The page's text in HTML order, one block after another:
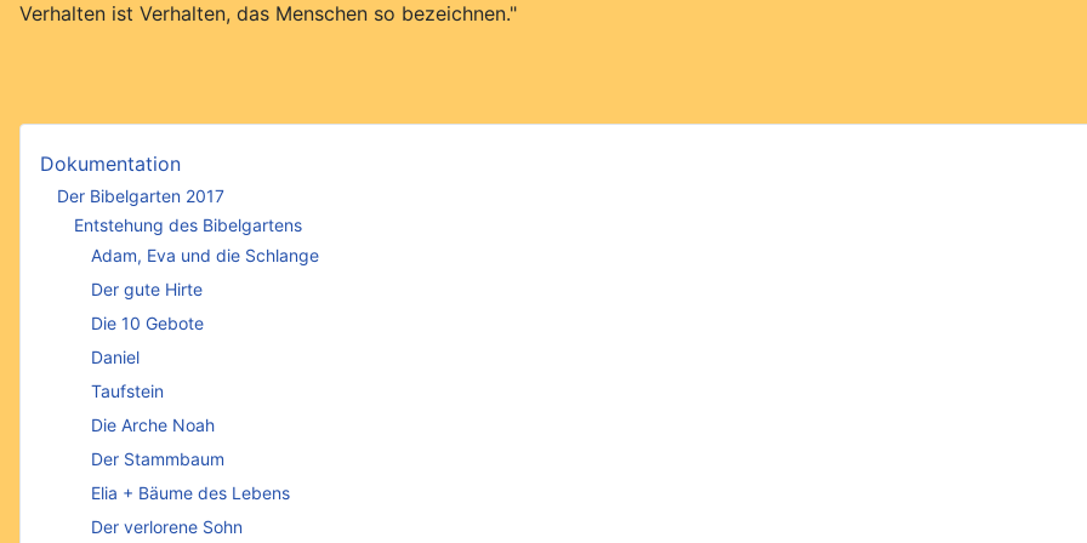
Verhalten ist Verhalten, das Menschen so bezeichnen."
Dokumentation
Der Bibelgarten 2017
Entstehung des Bibelgartens
Adam, Eva und die Schlange
Der gute Hirte
Die 10 Gebote
Daniel
Taufstein
Die Arche Noah
Der Stammbaum
Elia + Bäume des Lebens
Der verlorene Sohn